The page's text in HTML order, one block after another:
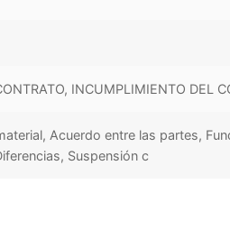
INCUMPLIMIENTO DEL
Acuerdo entre las partes,
Suspensión c